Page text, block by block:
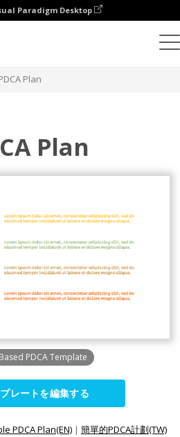
Paradigm Desktop
Plan
Plan
PDCA Template
レートを編集する
PDCA Plan(EN) | 簡單的PDCA計劃(TW)